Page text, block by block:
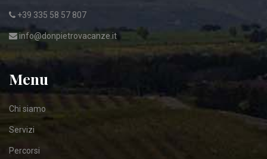
+39 335 58 57 807
info@donpietrovacanze.it
Menu
Chi siamo
Servizi
Percorsi